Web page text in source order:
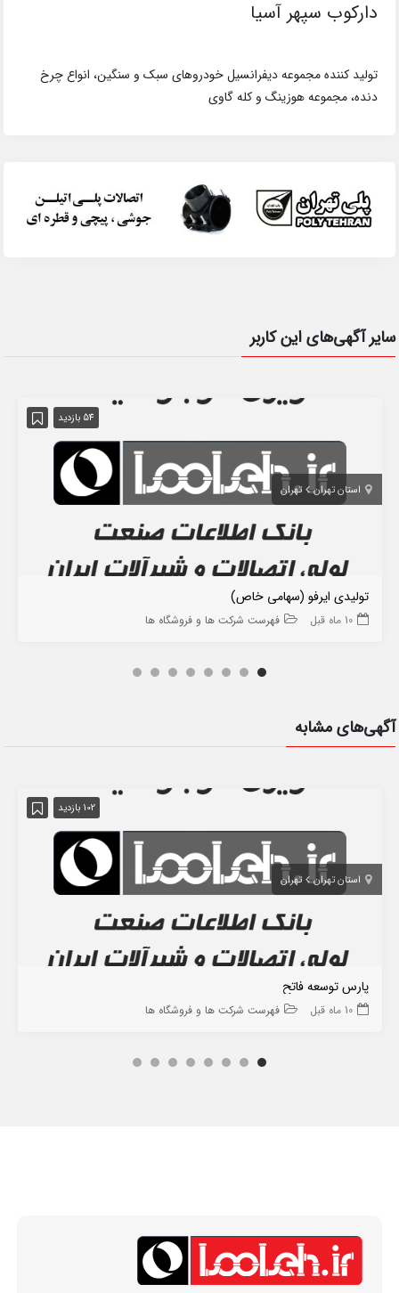
دارکوب سپهر آسیا
تولید کننده مجموعه دیفرانسیل خودروهای سبک و سنگین، انواع چرخ
دنده، مجموعه هوزینگ و کله گاوی
سایر آگهی‌های این کاربر
54 بازدید
استان تهران تهران
تولیدی ایرفو (سهامی خاص)
10 ماه قبل فهرست شرکت ها و فروشگاه ها
آگهی‌های مشابه
102 بازدید
استان تهران تهران
پارس توسعه فاتح
10 ماه قبل فهرست شرکت ها و فروشگاه ها